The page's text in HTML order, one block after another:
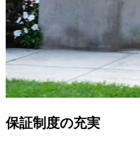
保証制度の充実